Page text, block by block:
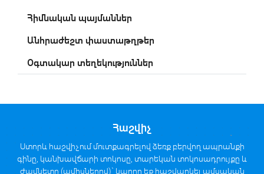
Հիմնական պայմաններ
Անհրաժեշտ փաստաթղթեր
Օգտակար տեղեկություններ
Հաշվիչ
Ստորև հաշվիչում մուտքագրելով ձեռք բերվող ապրանքի
գինը, կանխավճարի տոկոսը, տարեկան տոկոսադրույքը և
ժամկետը (ամիսներով)` կարող եք հաշվարկել ամսական